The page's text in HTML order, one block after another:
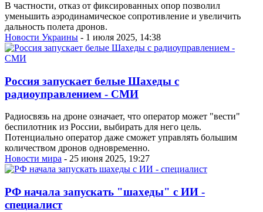
В частности, отказ от фиксированных опор позволил
уменьшить аэродинамическое сопротивление и увеличить
дальность полета дронов.
Новости Украины - 1 июля 2025, 14:38
Россия запускает белые Шахеды с
радиоуправлением - СМИ
Радиосвязь на дроне означает, что оператор может "вести"
беспилотник из России, выбирать для него цель.
Потенциально оператор даже сможет управлять большим
количеством дронов одновременно.
Новости мира - 25 июня 2025, 19:27
РФ начала запускать "шахеды" с ИИ -
специалист